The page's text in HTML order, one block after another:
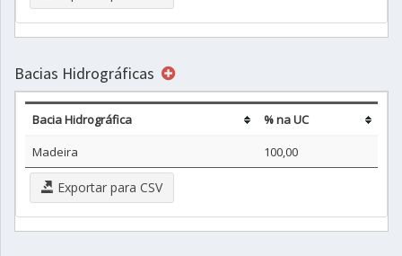
Bacias Hidrográficas
Bacia Hidrográfica
% na UC
Madeira
100,00
Exportar para CSV